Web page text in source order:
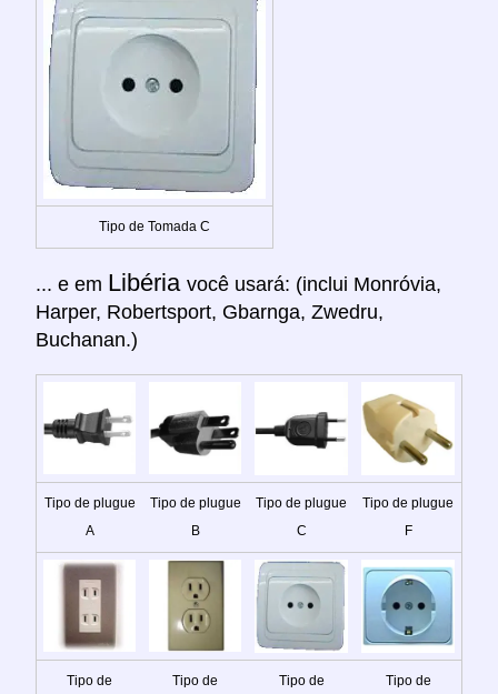
Tipo de Tomada C
... e em Libéria você usará: (inclui Monróvia,
Harper, Robertsport, Gbarnga, Zwedru,
Buchanan.)
Tipo de plugue
A
Tipo de plugue
B
Tipo de plugue
C
Tipo de plugue
F
Tipo de
Tipo de
Tipo de
Tipo de